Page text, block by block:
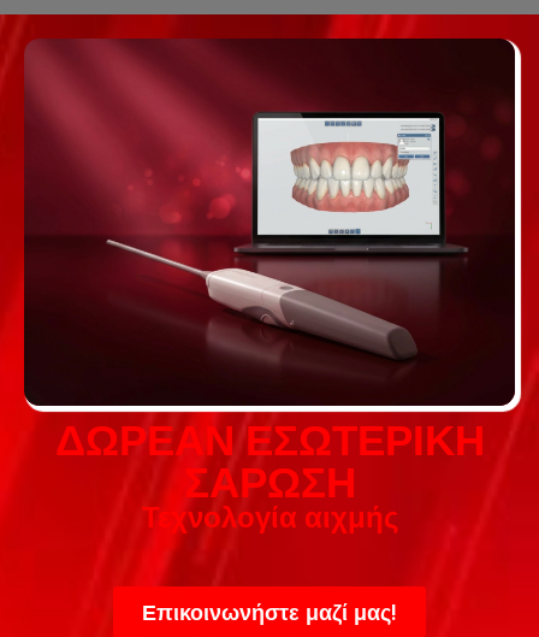
ΔΩΡΕΑΝ ΕΣΩΤΕΡΙΚΗ
ΣΑΡΩΣΗ
Τεχνολογία αιχμής
Επικοινωνήστε μαζί μας!